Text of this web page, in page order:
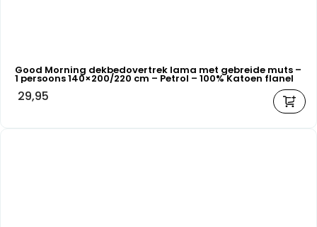
Good Morning dekbedovertrek lama met gebreide muts –
1 persoons 140×200/220 cm – Petrol – 100% Katoen flanel
29,95